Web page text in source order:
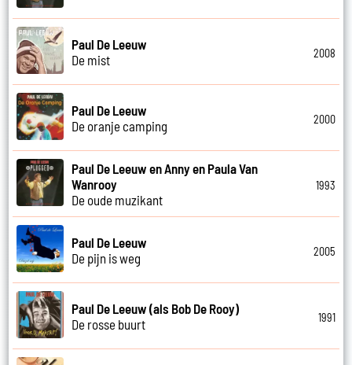
Paul De Leeuw
De mist
2008
Paul De Leeuw
De oranje camping
2000
Paul De Leeuw en Anny en Paula Van
Wanrooy
De oude muzikant
1993
Paul De Leeuw
De pijn is weg
2005
Paul De Leeuw (als Bob De Rooy)
De rosse buurt
1991